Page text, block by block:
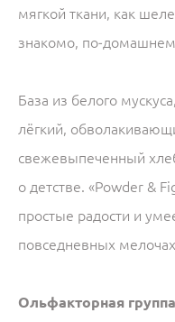
мягкой ткани, как
знакомо,
База из белого
лёгкий,
свежевыпеченный
о детстве. «Powder &
простые радости и
повседневных
Ольфакторная